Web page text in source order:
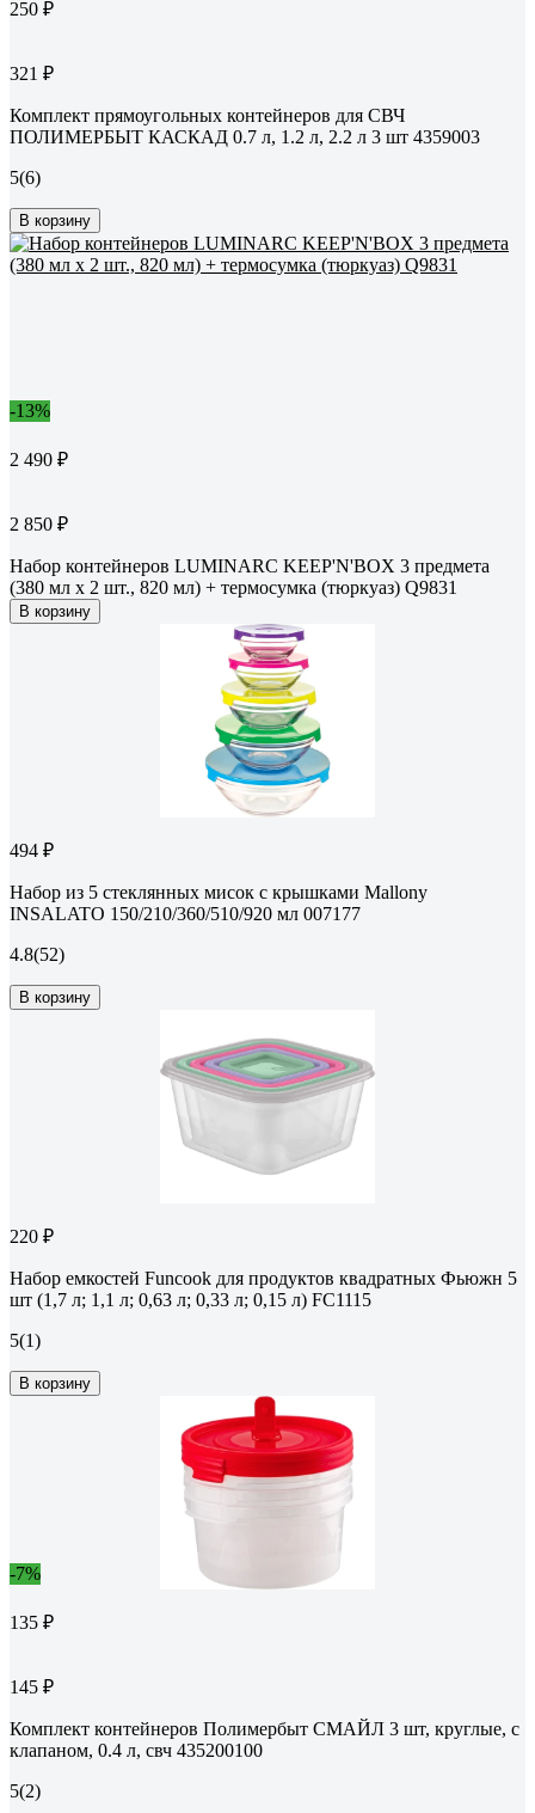
250 ₽
321 ₽
Комплект прямоугольных контейнеров для СВЧ
ПОЛИМЕРБЫТ КАСКАД 0.7 л, 1.2 л, 2.2 л 3 шт 4359003
5(6)
В корзину
-13%
2 490 ₽
2 850 ₽
Набор контейнеров LUMINARC KEEP'N'BOX 3 предмета
(380 мл х 2 шт., 820 мл) + термосумка (тюркуаз) Q9831
В корзину
494 ₽
Набор из 5 стеклянных мисок с крышками Mallony
INSALATO 150/210/360/510/920 мл 007177
4.8(52)
В корзину
220 ₽
Набор емкостей Funcook для продуктов квадратных Фьюжн 5
шт (1,7 л; 1,1 л; 0,63 л; 0,33 л; 0,15 л) FC1115
5(1)
В корзину
-7%
135 ₽
145 ₽
Комплект контейнеров Полимербыт СМАЙЛ 3 шт, круглые, с
клапаном, 0.4 л, свч 435200100
5(2)